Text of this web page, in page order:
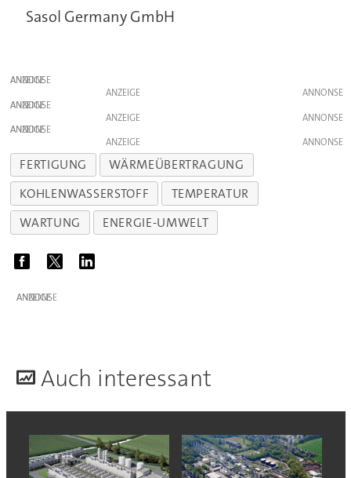
Sasol Germany GmbH
ANZEIGE
ANZEIGE
ANZEIGE
ANZEIGE
ANZEIGE
ANZEIGE
FERTIGUNG
WÄRMEÜBERTRAGUNG
KOHLENWASSERSTOFF
TEMPERATUR
WARTUNG
ENERGIE-UMWELT
ANZEIGE
Auch interessant